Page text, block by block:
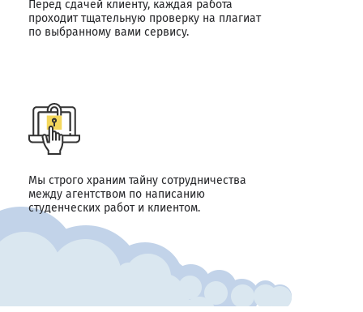
Перед сдачей клиенту, каждая работа
проходит тщательную проверку на плагиат
по выбранному вами сервису.
Мы строго храним тайну сотрудничества
между агентством по написанию
студенческих работ и клиентом.